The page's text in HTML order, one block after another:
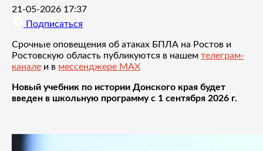
21-05-2026 17:37
Подписаться
Срочные оповещения об атаках БПЛА на Ростов и
Ростовскую область публикуются в нашем телеграм-
канале и в мессенджере MAX
Новый учебник по истории Донского края будет
введен в школьную программу с 1 сентября 2026 г.